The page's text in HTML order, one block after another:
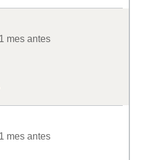
mes antes
mes antes